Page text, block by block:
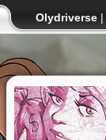
Olydriverse |